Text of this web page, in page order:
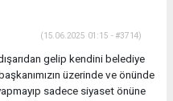
(15.06.2025 01:15 - #3714)
gelip kendini belediye
üzerinde ve önünde
sadece siyaset önüne